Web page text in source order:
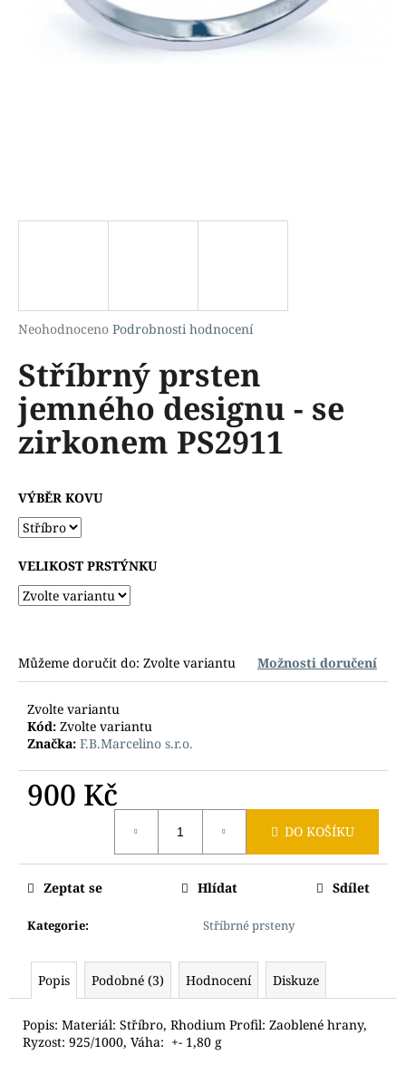
Průměrné
produktu
je
0,0
5
hvězdiček.
Neohodnoceno Podrobnosti hodnocení
Stříbrný prsten
jemného designu - se
zirkonem PS2911
VÝBĚR KOVU
VELIKOST PRSTÝNKU
Můžeme doručit do: Zvolte variantu Možnosti doručení
Zvolte variantu
Kód: Zvolte variantu
Značka: F.B.Marcelino s.r.o.
900 Kč
DO KOŠÍKU
Kategorie: Stříbrné prsteny
Zeptat se Hlídat Sdílet
Popis Podobné (3) Hodnocení Diskuze
Popis: Materiál: Stříbro, Rhodium Profil: Zaoblené hrany,
Ryzost: 925/1000, Váha: +- 1,80 g
o
p
r
u
č
u
j
m
e